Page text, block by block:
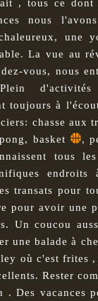
, tous ce dont
nous
une
La vue au
vous, nous
toujours à
chasse aux
basket
,
tous
endroits
transats pour
pour avoir une
Un coucou
une balade à
où c'est frites
Rester
. Des vacances